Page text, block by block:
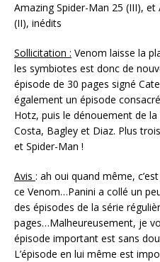
Amazing Spider-Man 25 (III),
(II), inédits
Sollicitation : Venom laisse la
les symbiotes est donc de
épisode de 30 pages signé
également un épisode
Hotz, puis le dénouement de
Costa, Bagley et Diaz. Plus
et Spider-Man !
Avis : ah oui quand même,
ce Venom…Panini a collé un
des épisodes de la série
pages…Malheureusement, je
épisode important est sans
L’épisode en lui même est